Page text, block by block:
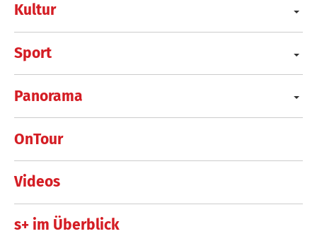
Kultur
Sport
Panorama
OnTour
Videos
s+ im Überblick